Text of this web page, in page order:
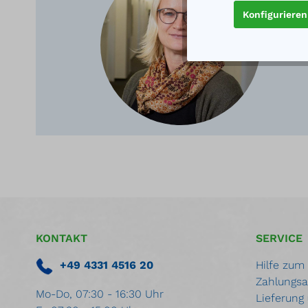
KONTAKT
+49 4331 4516 20
Mo-Do, 07:30 - 16:30 Uhr
SERVICE
Hilfe zum
Lieferung
Konfigurieren